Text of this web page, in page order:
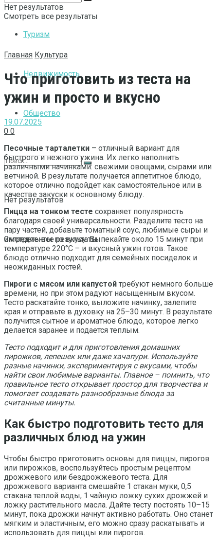
Туризм
Недвижимость
Общество
Нет результатов
Смотреть все результаты
Нет результатов
Смотреть все результаты
Главная Культура
Что приготовить из теста на
ужин и просто и вкусно
19.07.2025
0 0
Песочные тарталетки – отличный вариант для
быстрого и нежного ужина. Их легко наполнить
различными начинками: свежими овощами, сырами или
ветчиной. В результате получается аппетитное блюдо,
которое отлично подойдет как самостоятельное или в
качестве закуски к основному блюду.
Пицца на тонком тесте сохраняет популярность
благодаря своей универсальности. Разделите тесто на
пару частей, добавьте томатный соус, любимые сыры и
ингредиенты по вкусу. Выпекайте около 15 минут при
температуре 220°C – и вкусный ужин готов. Такое
блюдо отлично подходит для семейных посиделок и
неожиданных гостей.
Пироги с мясом или капустой требуют немного больше
времени, но при этом радуют насыщенным вкусом.
Тесто раскатайте тонко, выложите начинку, залепите
края и отправьте в духовку на 25–30 минут. В результате
получится сытное и ароматное блюдо, которое легко
делается заранее и подается теплым.
Тесто подходит и для приготовления домашних
пирожков, лепешек или даже хачапури. Используйте
разные начинки, экспериментируя с вкусами, чтобы
найти свои любимые варианты. Главное – помнить, что
правильное тесто открывает простор для творчества и
помогает создавать разнообразные блюда за
считанные минуты.
Как быстро подготовить тесто для
различных блюд на ужин
Чтобы быстро приготовить основы для пиццы, пирогов
или пирожков, воспользуйтесь простым рецептом
дрожжевого или бездрожжевого теста. Для
дрожжевого варианта смешайте 1 стакан муки, 0,5
стакана теплой воды, 1 чайную ложку сухих дрожжей и
ложку растительного масла. Дайте тесту постоять 10–15
минут, пока дрожжи начнут активно работать. Оно станет
мягким и эластичным, его можно сразу раскатывать и
использовать для пиццы или пирогов.